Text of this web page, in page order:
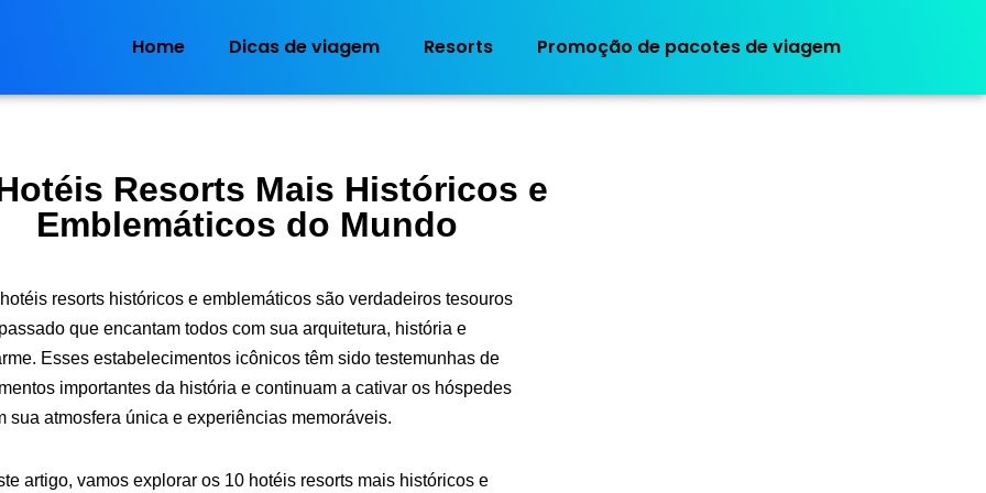
Home Dicas de viagem Resorts Promoção de pacotes de viagem
Resorts Mais Históricos e
Emblemáticos do Mundo
resorts históricos e emblemáticos são verdadeiros tesouros
que encantam todos com sua arquitetura, história e
Esses estabelecimentos icônicos têm sido testemunhas de
importantes da história e continuam a cativar os hóspedes
sua atmosfera única e experiências memoráveis.
artigo, vamos explorar os 10 hotéis resorts mais históricos e